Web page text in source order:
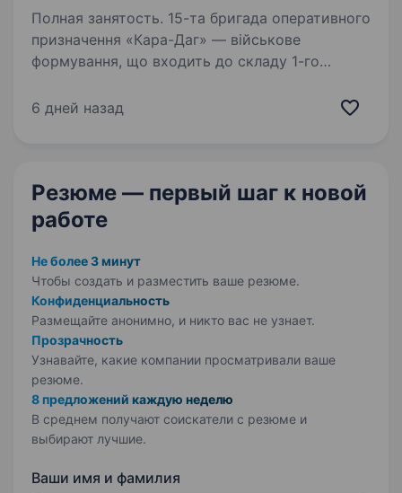
Полная занятость. 15-та бригада оперативного
призначення «Кара-Даг» — військове
формування, що входить до складу 1-го
Бригада шукає фахівців в батальйони та інші
6 дней назад
Резюме — первый шаг к новой
работе
Не более 3 минут
Чтобы создать и разместить ваше резюме.
Конфиденциальность
Размещайте анонимно, и никто вас не узнает.
Прозрачность
Узнавайте, какие компании просматривали ваше
резюме.
8 предложений каждую неделю
В среднем получают соискатели с резюме и
выбирают лучшие.
Ваши имя и фамилия